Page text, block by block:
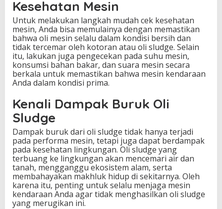
Kesehatan Mesin
Untuk melakukan langkah mudah cek kesehatan
mesin, Anda bisa memulainya dengan memastikan
bahwa oli mesin selalu dalam kondisi bersih dan
tidak tercemar oleh kotoran atau oli sludge. Selain
itu, lakukan juga pengecekan pada suhu mesin,
konsumsi bahan bakar, dan suara mesin secara
berkala untuk memastikan bahwa mesin kendaraan
Anda dalam kondisi prima.
Kenali Dampak Buruk Oli
Sludge
Dampak buruk dari oli sludge tidak hanya terjadi
pada performa mesin, tetapi juga dapat berdampak
pada kesehatan lingkungan. Oli sludge yang
terbuang ke lingkungan akan mencemari air dan
tanah, mengganggu ekosistem alam, serta
membahayakan makhluk hidup di sekitarnya. Oleh
karena itu, penting untuk selalu menjaga mesin
kendaraan Anda agar tidak menghasilkan oli sludge
yang merugikan ini.